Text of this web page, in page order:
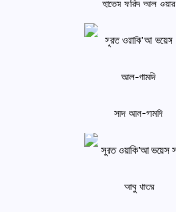
সাদ আল-গামদি